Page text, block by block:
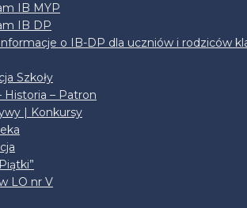
IB MYP
IB DP
o IB-DP dla uczniów i rodziców
Szkoły
Historia – Patron
| Konkursy
LO nr V